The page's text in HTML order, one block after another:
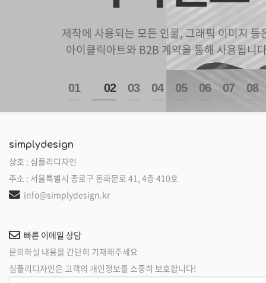
제작에 사용되는 모든 인물, 그래픽 이미지 등
아이클릭아트와 B2B 계약을 통해 사용됩니
1 2 3 4 5 6 7 8
simplydesign
상호 : 심플리디자인
주소 : 서울특별시 종로구 돈화문로 41, 4층 410호
info@simplydesign.kr
빠른 이메일 상담
문의하실 내용을 간단히 기재해주세요
심플리디자인은 고객의 개인정보를 소중히 보호합니다!